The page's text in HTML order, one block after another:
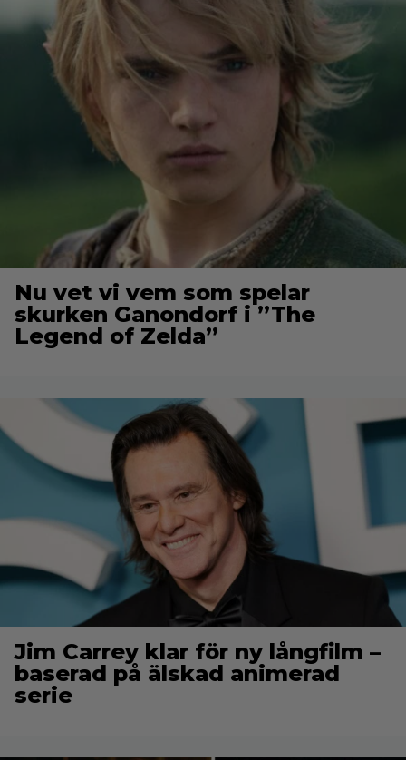
Nu vet vi vem som spelar
skurken Ganondorf i ”The
Legend of Zelda”
Jim Carrey klar för ny långfilm –
baserad på älskad animerad
serie